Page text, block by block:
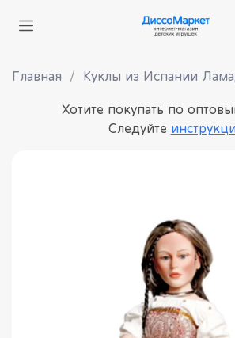
Главная Куклы из Испании
Хотите покупать по
Следуйте